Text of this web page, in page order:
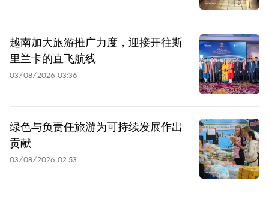
越南加大旅游推广力度，迎接开往斯
里兰卡的直飞航线
03/08/2026 03:36
绿色与负责任旅游为可持续发展作出
贡献
03/08/2026 02:53